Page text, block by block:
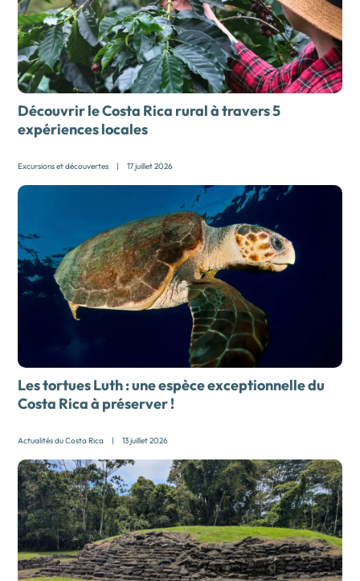
Découvrir le Costa Rica rural à travers 5
expériences locales
Excursions et découvertes | 17 juillet 2026
Les tortues Luth : une espèce exceptionnelle du
Costa Rica à préserver !
Actualités du Costa Rica | 13 juillet 2026